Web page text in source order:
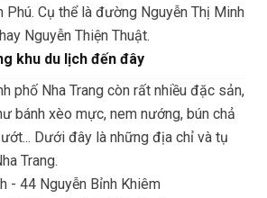
Phú. Cụ thể là đường Nguyễn Thị Minh
Nguyễn Thiện Thuật.
khu du lịch đến đây
phố Nha Trang còn rất nhiều đặc sản,
bánh xèo mực, nem nướng, bún chả
Dưới đây là những địa chỉ và tụ
Trang.
- 44 Nguyễn Bỉnh Khiêm